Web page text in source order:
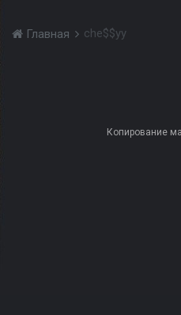
Главная che$$yy
Копирование